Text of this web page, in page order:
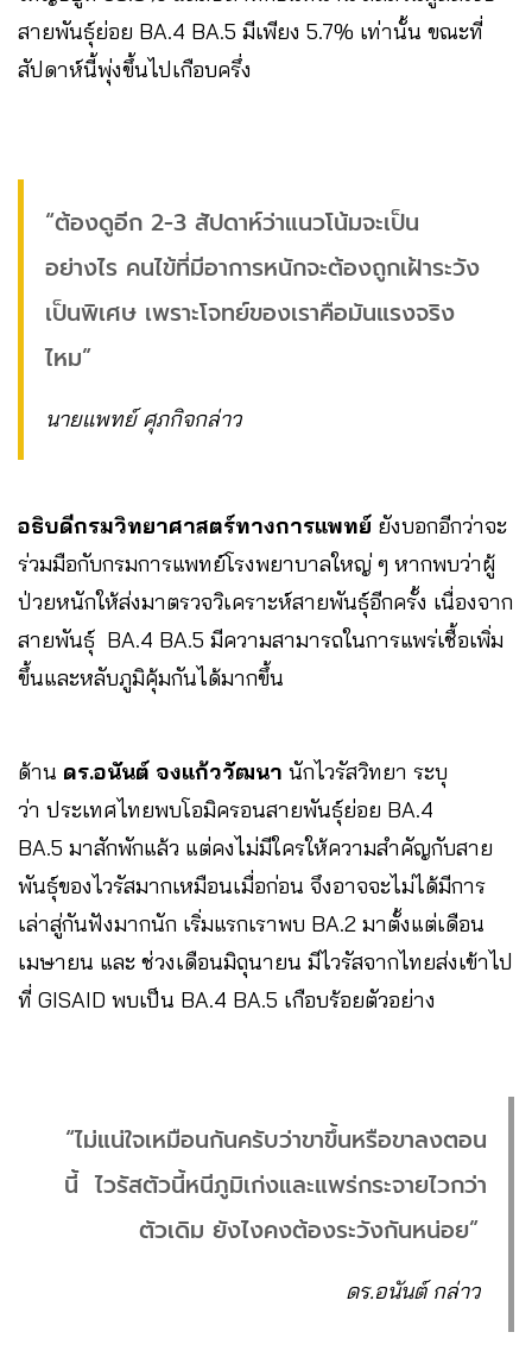
สายพันธุ์ย่อย BA.4 BA.5 มีเพียง 5.7% เท่านั้น ขณะที่
สัปดาห์นี้พุ่งขึ้นไปเกือบครึ่ง
“ต้องดูอีก 2-3 สัปดาห์ว่าแนวโน้มจะเป็น
อย่างไร คนไข้ที่มีอาการหนักจะต้องถูกเฝ้าระวัง
เป็นพิเศษ เพราะโจทย์ของเราคือมันแรงจริง
ไหม”
นายแพทย์ ศุภกิจกล่าว
อธิบดีกรมวิทยาศาสตร์ทางการแพทย์ ยังบอกอีกว่าจะ
ร่วมมือกับกรมการแพทย์โรงพยาบาลใหญ่ ๆ หากพบว่าผู้
ป่วยหนักให้ส่งมาตรวจวิเคราะห์สายพันธุ์อีกครั้ง เนื่องจาก
สายพันธุ์ BA.4 BA.5 มีความสามารถในการแพร่เชื้อเพิ่ม
ขึ้นและหลับภูมิคุ้มกันได้มากขึ้น
ด้าน ดร.อนันต์ จงแก้ววัฒนา นักไวรัสวิทยา ระบุ
ว่า ประเทศไทยพบโอมิครอนสายพันธุ์ย่อย BA.4
BA.5 มาสักพักแล้ว แต่คงไม่มีใครให้ความสำคัญกับสาย
พันธุ์ของไวรัสมากเหมือนเมื่อก่อน จึงอาจจะไม่ได้มีการ
เล่าสู่กันฟังมากนัก เริ่มแรกเราพบ BA.2 มาตั้งแต่เดือน
เมษายน และ ช่วงเดือนมิถุนายน มีไวรัสจากไทยส่งเข้าไป
ที่ GISAID พบเป็น BA.4 BA.5 เกือบร้อยตัวอย่าง
“ไม่แน่ใจเหมือนกันครับว่าขาขึ้นหรือขาลงตอน
นี้ ไวรัสตัวนี้หนีภูมิเก่งและแพร่กระจายไวกว่า
ตัวเดิม ยังไงคงต้องระวังกันหน่อย”
ดร.อนันต์ กล่าว